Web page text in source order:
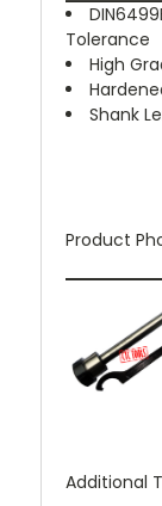
Tolerance
High
Shank
Product
Additional